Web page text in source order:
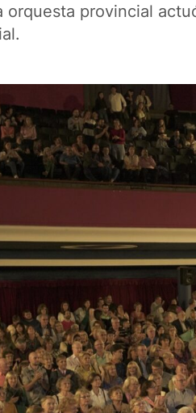
orquesta provincial